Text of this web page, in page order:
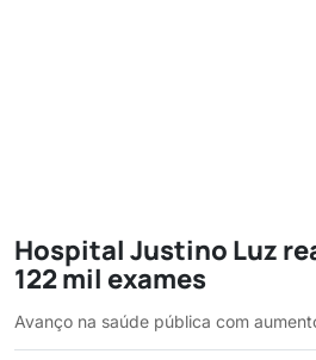
Hospital Justino Luz
122 mil exames
Avanço na saúde pública com